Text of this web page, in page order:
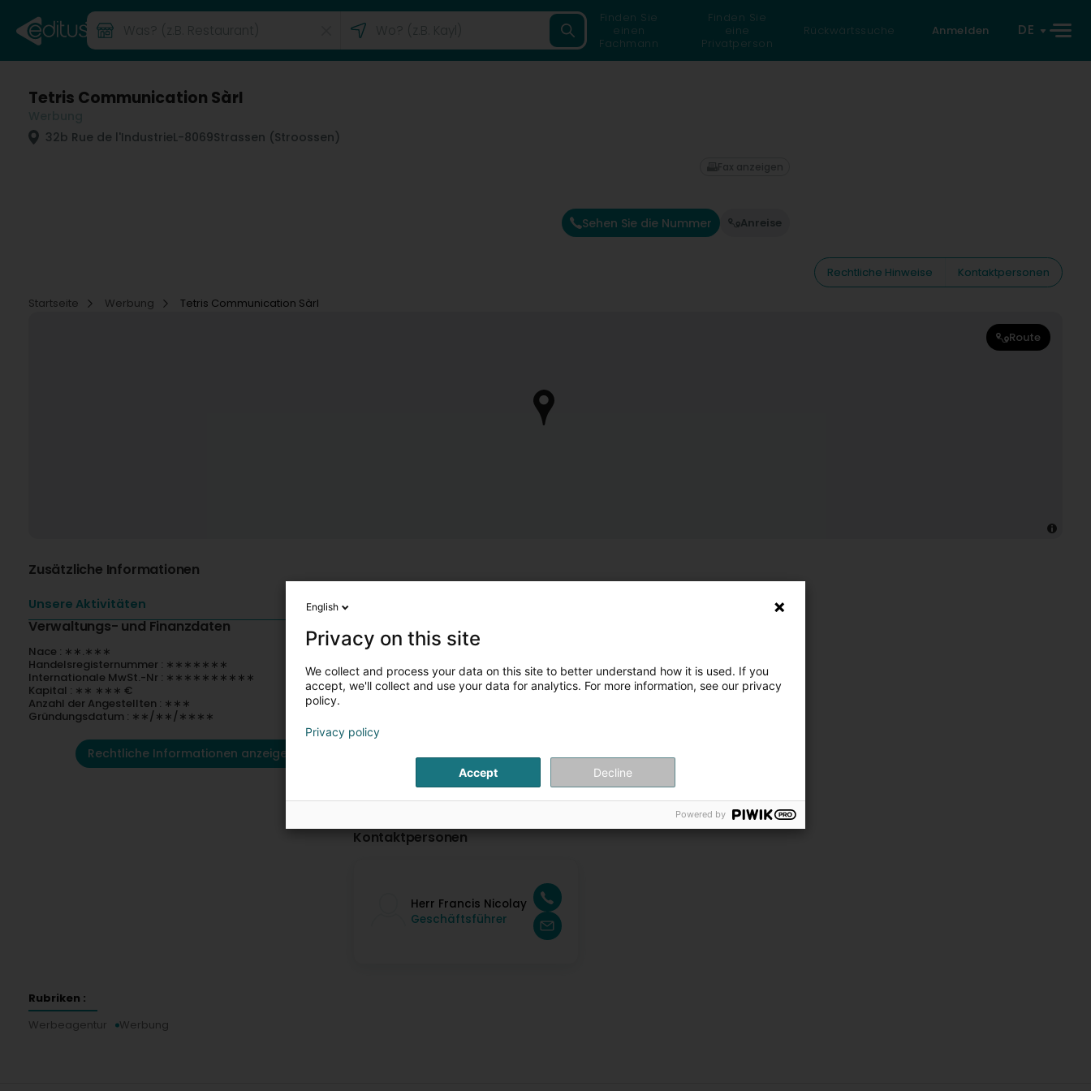
Finden Sie
einen
Fachmann
Finden Sie
eine
Privatperson
Rückwärtssuche Anmelden DE
Tetris Communication Sàrl
32b Rue de l'IndustrieL-8069Strassen (Stroossen)
Sehen Sie die Nummer Anreise
Fax anzeigen
Rechtliche Hinweise
Kontaktpersonen
Startseite
Werbung Tetris Communication Sàrl
Route
Zusätzliche Informationen
Unsere Aktivitäten
Verwaltungs- und Finanzdaten
Nace : ∗∗.∗∗∗
Handelsregisternummer : ∗∗∗∗∗∗∗
Internationale MwSt.-Nr : ∗∗∗∗∗∗∗∗∗∗
Kapital : ∗∗ ∗∗∗ €
Anzahl der Angestellten : ∗∗∗
Gründungsdatum : ∗∗/∗∗/∗∗∗∗
Rechtliche Informationen anzeigen
Kontaktpersonen
Herr Francis Nicolay
Geschäftsführer
Rubriken :
Werbeagentur
Werbung
English
Privacy on this site
We collect and process your data on this site to better understand how it is used. If you
accept, we'll collect and use your data for analytics. For more information, see our privacy
policy.
Privacy policy
Accept Decline
Powered by